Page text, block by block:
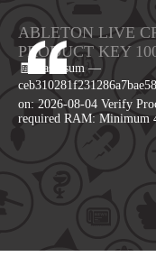
ABLETON LIVE
PRODUCT KEY
🧾 Hash-sum —
on: 2026-08-04 Verify
required RAM: Minimum